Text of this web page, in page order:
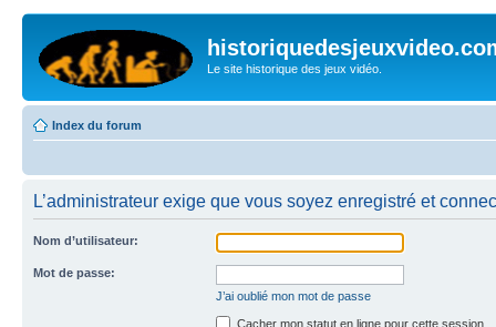
Le site historique des jeux vidéo.
Index du forum
L’administrateur exige que vous soyez enregistré et
Nom d’utilisateur:
Mot de passe:
J’ai oublié mon mot de passe
Cacher mon statut en ligne pour cette session